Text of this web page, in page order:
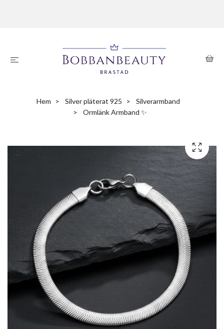
Hem Silver pläterat 925
Silverarmband
Ormlänk Armband ✨